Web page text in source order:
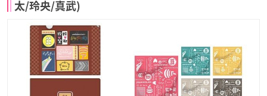
太/玲央/真武)